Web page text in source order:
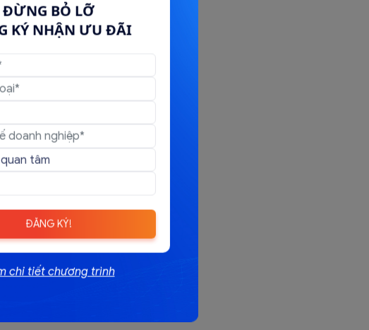
ĐỪNG BỎ LỠ
KÝ NHẬN ƯU ĐÃI
ĐĂNG KÝ!
chi tiết chương trình
hủy